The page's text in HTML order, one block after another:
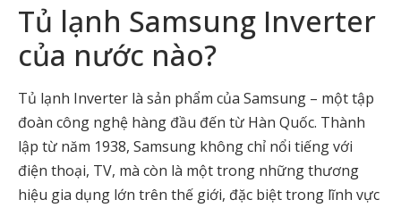
Tủ lạnh Samsung Inverter
của nước nào?
Tủ lạnh Inverter là sản phẩm của Samsung – một tập
đoàn công nghệ hàng đầu đến từ Hàn Quốc. Thành
lập từ năm 1938, Samsung không chỉ nổi tiếng với
điện thoại, TV, mà còn là một trong những thương
hiệu gia dụng lớn trên thế giới, đặc biệt trong lĩnh vực